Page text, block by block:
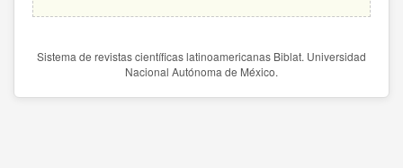
Sistema de revistas científicas latinoamericanas Biblat. Universidad
Nacional Autónoma de México.